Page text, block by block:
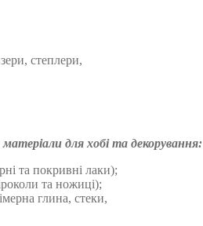
степлери,
для хобі та декорування:
та покривні лаки);
та ножиці);
глина, стеки,